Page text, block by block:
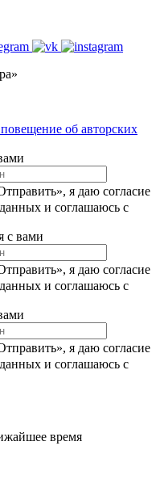
об авторских
я даю согласие
и соглашаюсь с
с вами
я даю согласие
и соглашаюсь с
я даю согласие
и соглашаюсь с
время